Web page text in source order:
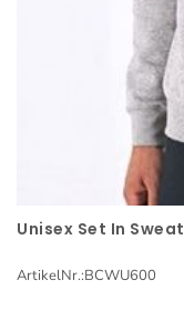
Unisex Set In Sweat
ArtikelNr.:BCWU600